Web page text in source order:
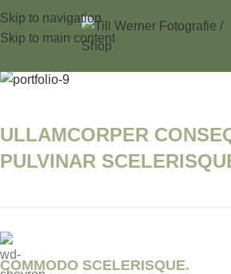
Skip to navigation
Skip to main content
Portfolio
ULLAMCORPER
PULVINAR
COMMODO SCELERISQUE.